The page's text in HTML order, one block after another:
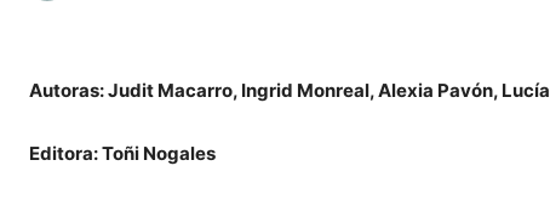
Autoras: Judit Macarro, Ingrid Monreal, Alexia Pavón,
Editora: Toñi Nogales